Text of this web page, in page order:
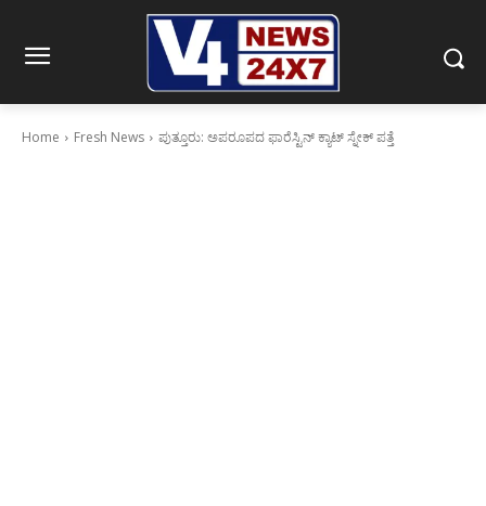
Home Fresh News ಪುತ್ತೂರು: ಅಪರೂಪದ ಫಾರೆಸ್ಟಿನ್ ಕ್ಯಾಟ್ ಸ್ನೇಕ್ ಪತ್ತೆ